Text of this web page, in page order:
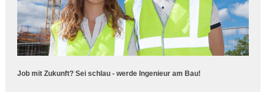
Job mit Zukunft? Sei schlau - werde Ingenieur am Bau!